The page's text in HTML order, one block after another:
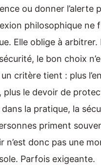
ou donner l’alerte
philosophique ne
Elle oblige à arbitrer.
le bon choix
critère tient : plus
plus le devoir de
la pratique, la
priment
n’est donc pas une
Parfois exigeante.